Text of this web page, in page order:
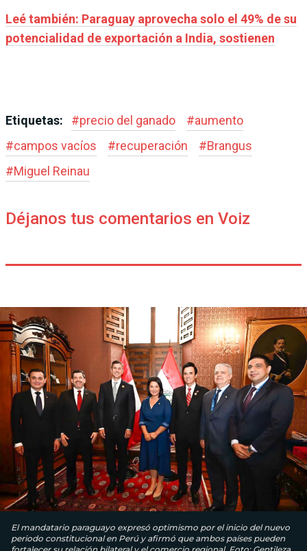
Leé también: Paraguay aprovecha solo el 49% de su
potencialidad de exportación a India, sostienen
Etiquetas: #precio del ganado #aumento
#campos vacíos #recuperación #Brangus
#Miguel Reinau
Déjanos tus comentarios en Voiz
El mandatario paraguayo expresó optimismo por el inicio del nuevo
periodo constitucional en Perú y afirmó que ambos países pueden